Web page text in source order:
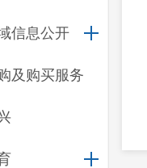
信息公开
及购买服务